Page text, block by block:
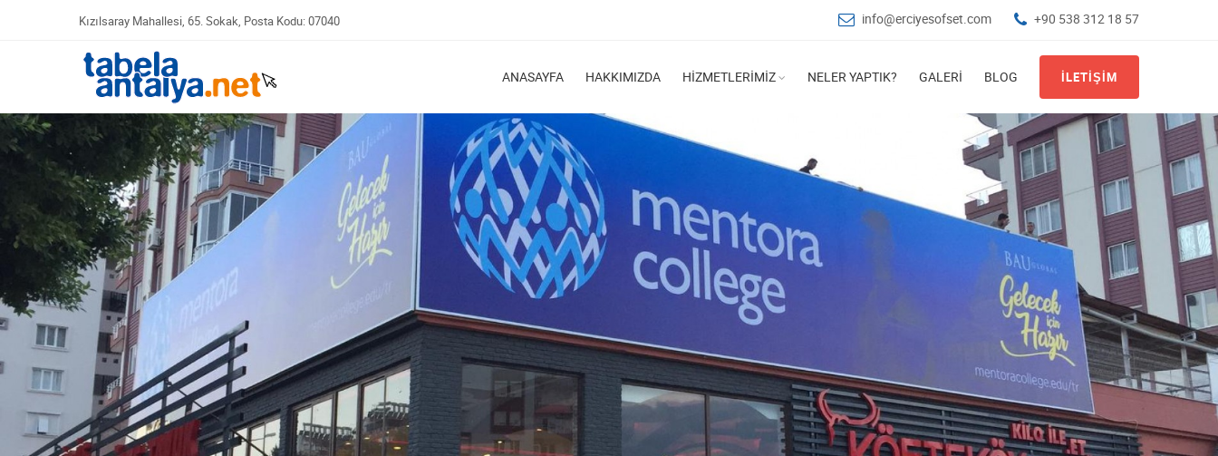
Kızılsaray Mahallesi, 65. Sokak, Posta Kodu: 07040 info@erciyesofset.com +90 538 312 18 57
ANASAYFA HAKKIMIZDA HIZMETLERIMIZ NELER YAPTIK? GALERI BLOG İLETIŞIM